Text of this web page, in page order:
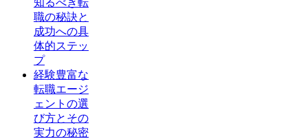
職の秘訣と
成功への具
体的ステッ
プ
経験豊富な
転職エージ
ェントの選
び方とその
実力の秘密